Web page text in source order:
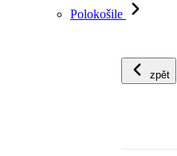
Polokošile
zpět